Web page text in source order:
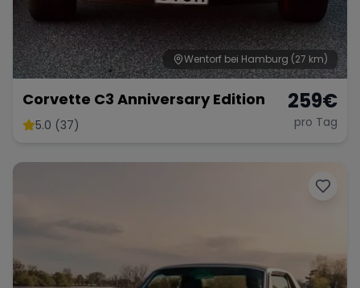
Bentley Aston Martin
Bugatti Lotus Maserati
Wentorf bei Hamburg (27 km)
Corvette C3 Anniversary Edition
5.0 (37)
259€
pro Tag